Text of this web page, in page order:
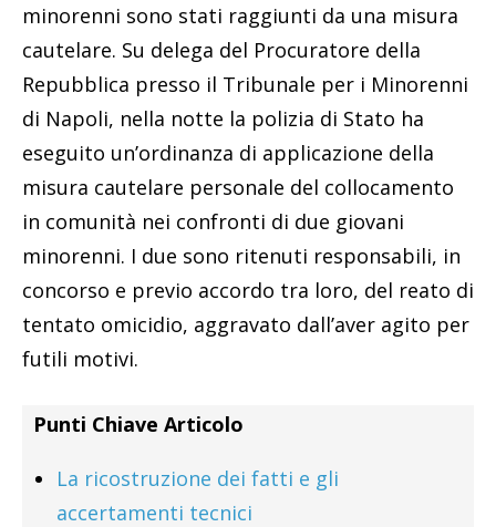
minorenni sono stati raggiunti da una misura
cautelare. Su delega del Procuratore della
Repubblica presso il Tribunale per i Minorenni
di Napoli, nella notte la polizia di Stato ha
eseguito un’ordinanza di applicazione della
misura cautelare personale del collocamento
in comunità nei confronti di due giovani
minorenni. I due sono ritenuti responsabili, in
concorso e previo accordo tra loro, del reato di
tentato omicidio, aggravato dall’aver agito per
futili motivi.
Punti Chiave Articolo
La ricostruzione dei fatti e gli
accertamenti tecnici